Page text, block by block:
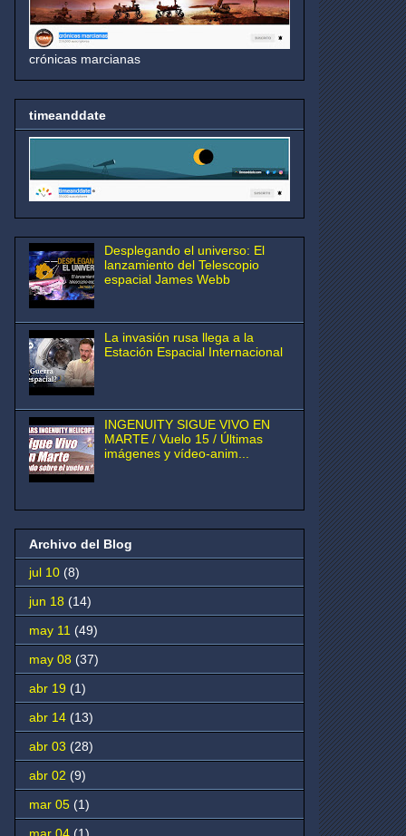
crónicas marcianas
timeanddate
Desplegando el universo: El
lanzamiento del Telescopio
espacial James Webb
La invasión rusa llega a la
Estación Espacial Internacional
INGENUITY SIGUE VIVO EN
MARTE / Vuelo 15 / Últimas
imágenes y vídeo-anim...
Archivo del Blog
jul 10 (8)
jun 18 (14)
may 11 (49)
may 08 (37)
abr 19 (1)
abr 14 (13)
abr 03 (28)
abr 02 (9)
mar 05 (1)